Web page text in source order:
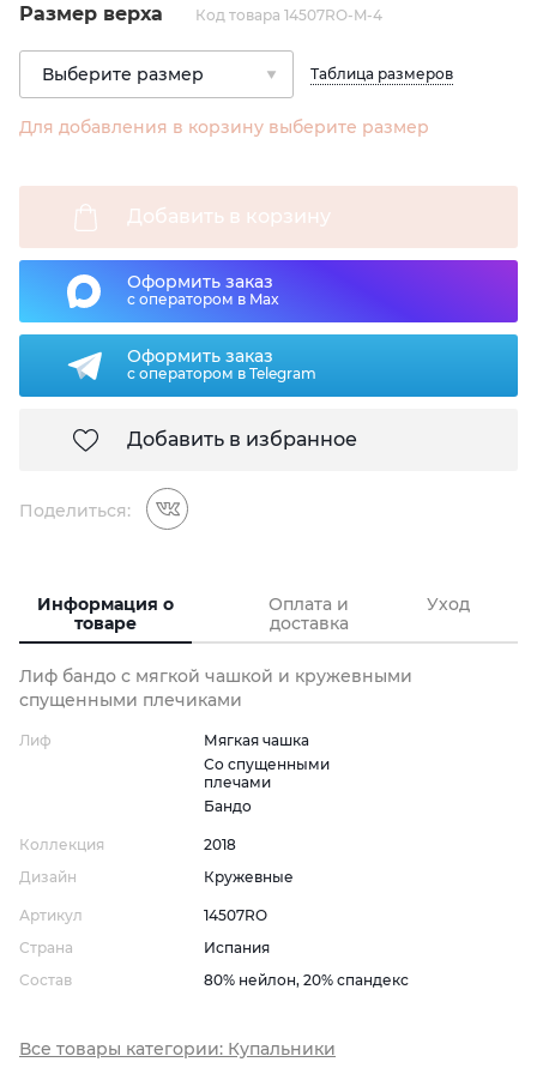
Размер верха Код товара 14507RO-M-4
Таблица размеров
Для добавления в корзину выберите размер
Добавить в корзину
Оформить заказ
с оператором в Max
Оформить заказ
с оператором в Telegram
Добавить в избранное
Поделиться:
Информация о
товаре
Оплата и
доставка
Уход
Лиф бандо с мягкой чашкой и кружевными
спущенными плечиками
Лиф
Мягкая чашка
Со спущенными
плечами
Бандо
Коллекция
2018
Дизайн
Кружевные
Артикул
14507RO
Страна
Испания
Состав
80% нейлон, 20% спандекс
Все товары категории: Купальники